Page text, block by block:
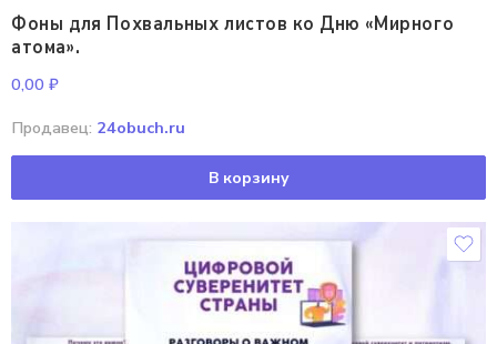
Фоны для Похвальных листов ко Дню «Мирного
атома».
0,00 ₽
Продавец: 24obuch.ru
В корзину